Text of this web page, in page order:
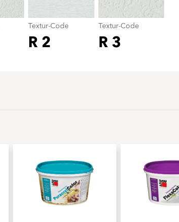
Textur-Code
R 2
Textur-Code
R 3